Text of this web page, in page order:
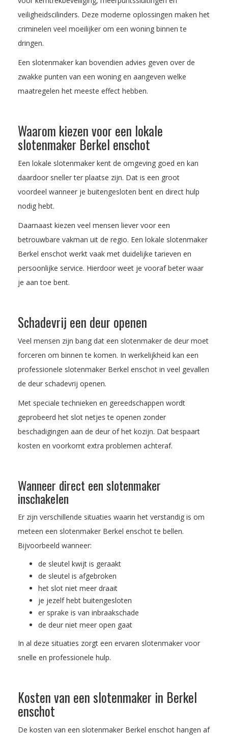
veiligheidscilinders. Deze moderne oplossingen maken het
criminelen veel moeilijker om een woning binnen te
dringen.
Een slotenmaker kan bovendien advies geven over de
zwakke punten van een woning en aangeven welke
maatregelen het meeste effect hebben.
Waarom kiezen voor een lokale
slotenmaker Berkel enschot
Een lokale slotenmaker kent de omgeving goed en kan
daardoor sneller ter plaatse zijn. Dat is een groot
voordeel wanneer je buitengesloten bent en direct hulp
nodig hebt.
Daarnaast kiezen veel mensen liever voor een
betrouwbare vakman uit de regio. Een lokale slotenmaker
Berkel enschot werkt vaak met duidelijke tarieven en
persoonlijke service. Hierdoor weet je vooraf beter waar
je aan toe bent.
Schadevrij een deur openen
Veel mensen zijn bang dat een slotenmaker de deur moet
forceren om binnen te komen. In werkelijkheid kan een
professionele slotenmaker Berkel enschot in veel gevallen
de deur schadevrij openen.
Met speciale technieken en gereedschappen wordt
geprobeerd het slot netjes te openen zonder
beschadigingen aan de deur of het kozijn. Dat bespaart
kosten en voorkomt extra problemen achteraf.
Wanneer direct een slotenmaker
inschakelen
Er zijn verschillende situaties waarin het verstandig is om
meteen een slotenmaker Berkel enschot te bellen.
Bijvoorbeeld wanneer:
de sleutel kwijt is geraakt
de sleutel is afgebroken
het slot niet meer draait
je jezelf hebt buitengesloten
er sprake is van inbraakschade
de deur niet meer open gaat
In al deze situaties zorgt een ervaren slotenmaker voor
snelle en professionele hulp.
Kosten van een slotenmaker in Berkel
enschot
De kosten van een slotenmaker Berkel enschot hangen af